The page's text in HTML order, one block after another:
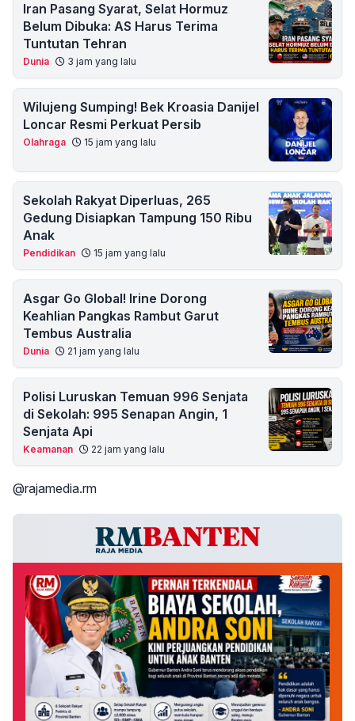
Iran Pasang Syarat, Selat Hormuz
Belum Dibuka: AS Harus Terima
Tuntutan Tehran
Dunia 3 jam yang lalu
Wilujeng Sumping! Bek Kroasia Danijel
Loncar Resmi Perkuat Persib
Olahraga 15 jam yang lalu
Sekolah Rakyat Diperluas, 265
Gedung Disiapkan Tampung 150 Ribu
Anak
Pendidikan 15 jam yang lalu
Asgar Go Global! Irine Dorong
Keahlian Pangkas Rambut Garut
Tembus Australia
Dunia 21 jam yang lalu
Polisi Luruskan Temuan 996 Senjata
di Sekolah: 995 Senapan Angin, 1
Senjata Api
Keamanan 22 jam yang lalu
@rajamedia.rm